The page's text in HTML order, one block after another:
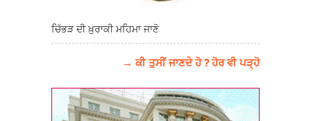
ਚਿੱਭੜ ਦੀ ਖ਼ੁਰਾਕੀ ਮਹਿਮਾ ਜਾਣੋ
→ ਕੀ ਤੁਸੀਂ ਜਾਣਦੇ ਹੋ ? ਹੋਰ ਵੀ ਪੜ੍ਹੋ